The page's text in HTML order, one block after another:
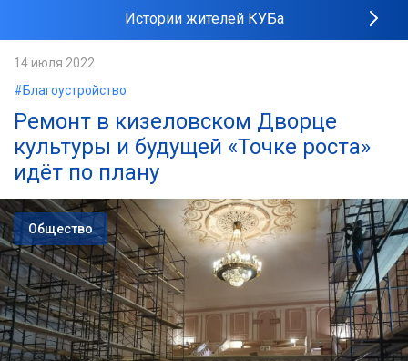
Истории жителей КУБа
14 июля 2022
#Благоустройство
Ремонт в кизеловском Дворце
культуры и будущей «Точке роста»
идёт по плану
Общество